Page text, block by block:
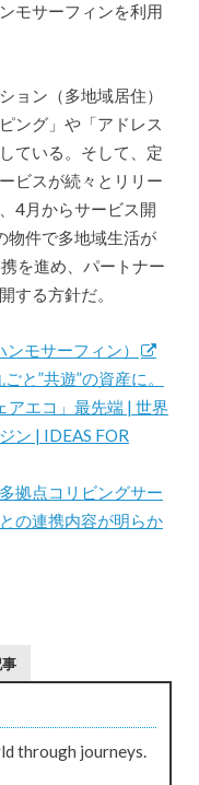
モサーフィンを利用
ョン（多地域居住）
ング」や「アドレス
ている。そして、定
ビスが続々とリリー
4月からサービス開
物件で多地域生活が
を進め、パートナー
する方針だ。
モサーフィン）
と”共遊”の資産に。
アエコ」最先端 | 世界
ン | IDEAS FOR
拠点コリビングサー
の連携内容が明らか
through journeys.